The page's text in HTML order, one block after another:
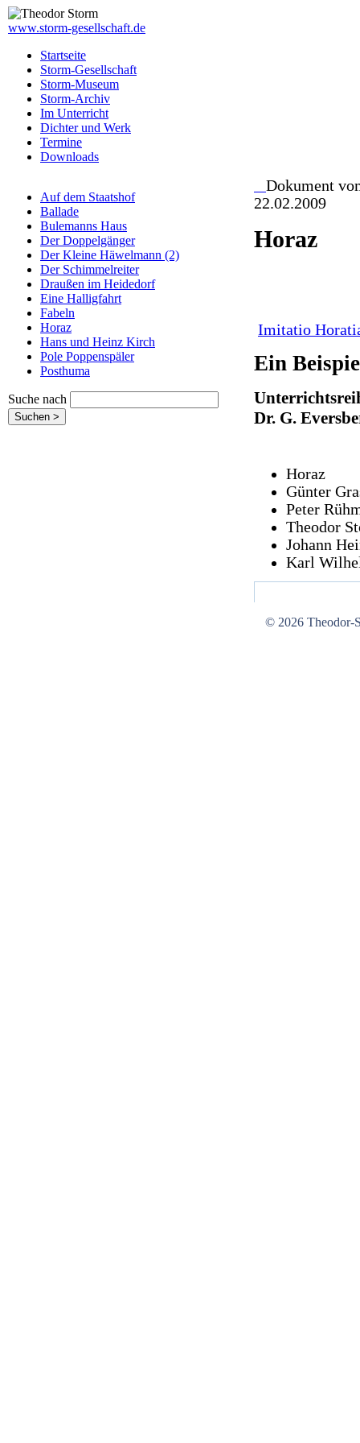
www.storm-gesellschaft.de
Startseite
Storm-Gesellschaft
Storm-Museum
Storm-Archiv
Im Unterricht
Dichter und Werk
Termine
Downloads
Auf dem Staatshof
Ballade
Bulemanns Haus
Der Doppelgänger
Der Kleine Häwelmann (2)
Der Schimmelreiter
Draußen im Heidedorf
Eine Halligfahrt
Fabeln
Horaz
Hans und Heinz Kirch
Pole Poppenspäler
Posthuma
Suche nach
Dokument
22.02.2009
Horaz
Imitatio
Ein
Dr. G.
Horaz
Günter
Peter
Theodor
Johann
Karl
© 2026 Theodor-